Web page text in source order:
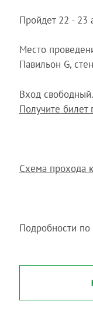
Пройдет 22 - 23
Место
Павильон G,
Вход свободный.
Получите билет
Схема прохода
Подробности